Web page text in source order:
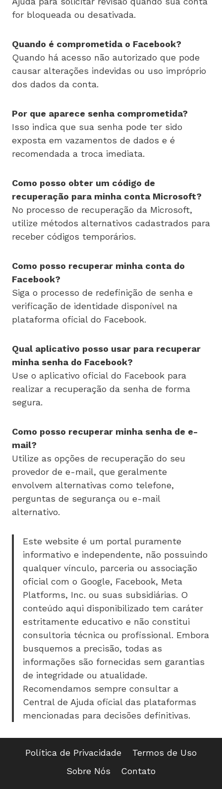
for bloqueada ou desativada.
Quando é comprometida o Facebook?
Quando há acesso não autorizado que pode
causar alterações indevidas ou uso impróprio
dos dados da conta.
Por que aparece senha comprometida?
Isso indica que sua senha pode ter sido
exposta em vazamentos de dados e é
recomendada a troca imediata.
Como posso obter um código de
recuperação para minha conta Microsoft?
No processo de recuperação da Microsoft,
utilize métodos alternativos cadastrados para
receber códigos temporários.
Como posso recuperar minha conta do
Facebook?
Siga o processo de redefinição de senha e
verificação de identidade disponível na
plataforma oficial do Facebook.
Qual aplicativo posso usar para recuperar
minha senha do Facebook?
Use o aplicativo oficial do Facebook para
realizar a recuperação da senha de forma
segura.
Como posso recuperar minha senha de e-
mail?
Utilize as opções de recuperação do seu
provedor de e-mail, que geralmente
envolvem alternativas como telefone,
perguntas de segurança ou e-mail
alternativo.
Este website é um portal puramente
informativo e independente, não possuindo
qualquer vínculo, parceria ou associação
oficial com o Google, Facebook, Meta
Platforms, Inc. ou suas subsidiárias. O
conteúdo aqui disponibilizado tem caráter
estritamente educativo e não constitui
consultoria técnica ou profissional. Embora
busquemos a precisão, todas as
informações são fornecidas sem garantias
de integridade ou atualidade.
Recomendamos sempre consultar a
Central de Ajuda oficial das plataformas
mencionadas para decisões definitivas.
Política de Privacidade
Termos de Uso
Sobre Nós
Contato